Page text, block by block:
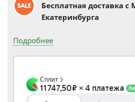
Бесплатная доставка c
Екатеринбурга
Подробнее